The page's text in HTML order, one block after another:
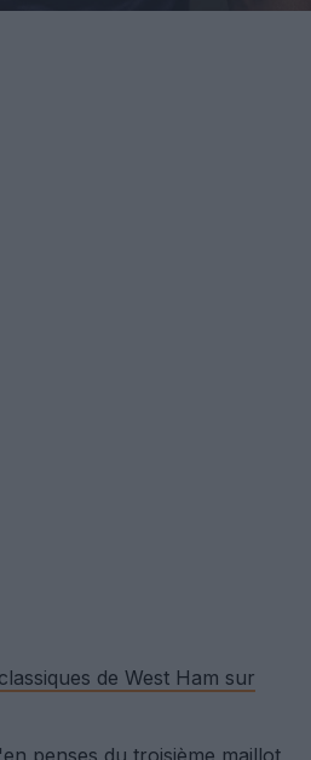
de West Ham sur
penses du troisième maillot